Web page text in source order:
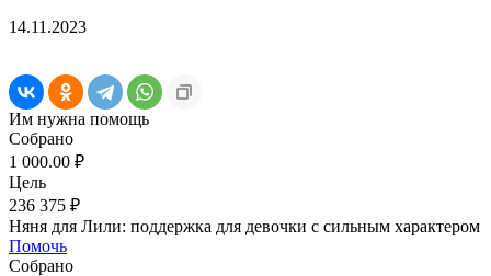
14.11.2023
Им нужна помощь
Собрано
1 000.00 ₽
Цель
236 375 ₽
Няня для Лили: поддержка для девочки с сильным характером
Помочь
Собрано